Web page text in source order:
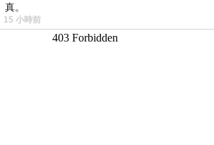
真。
15 小時前